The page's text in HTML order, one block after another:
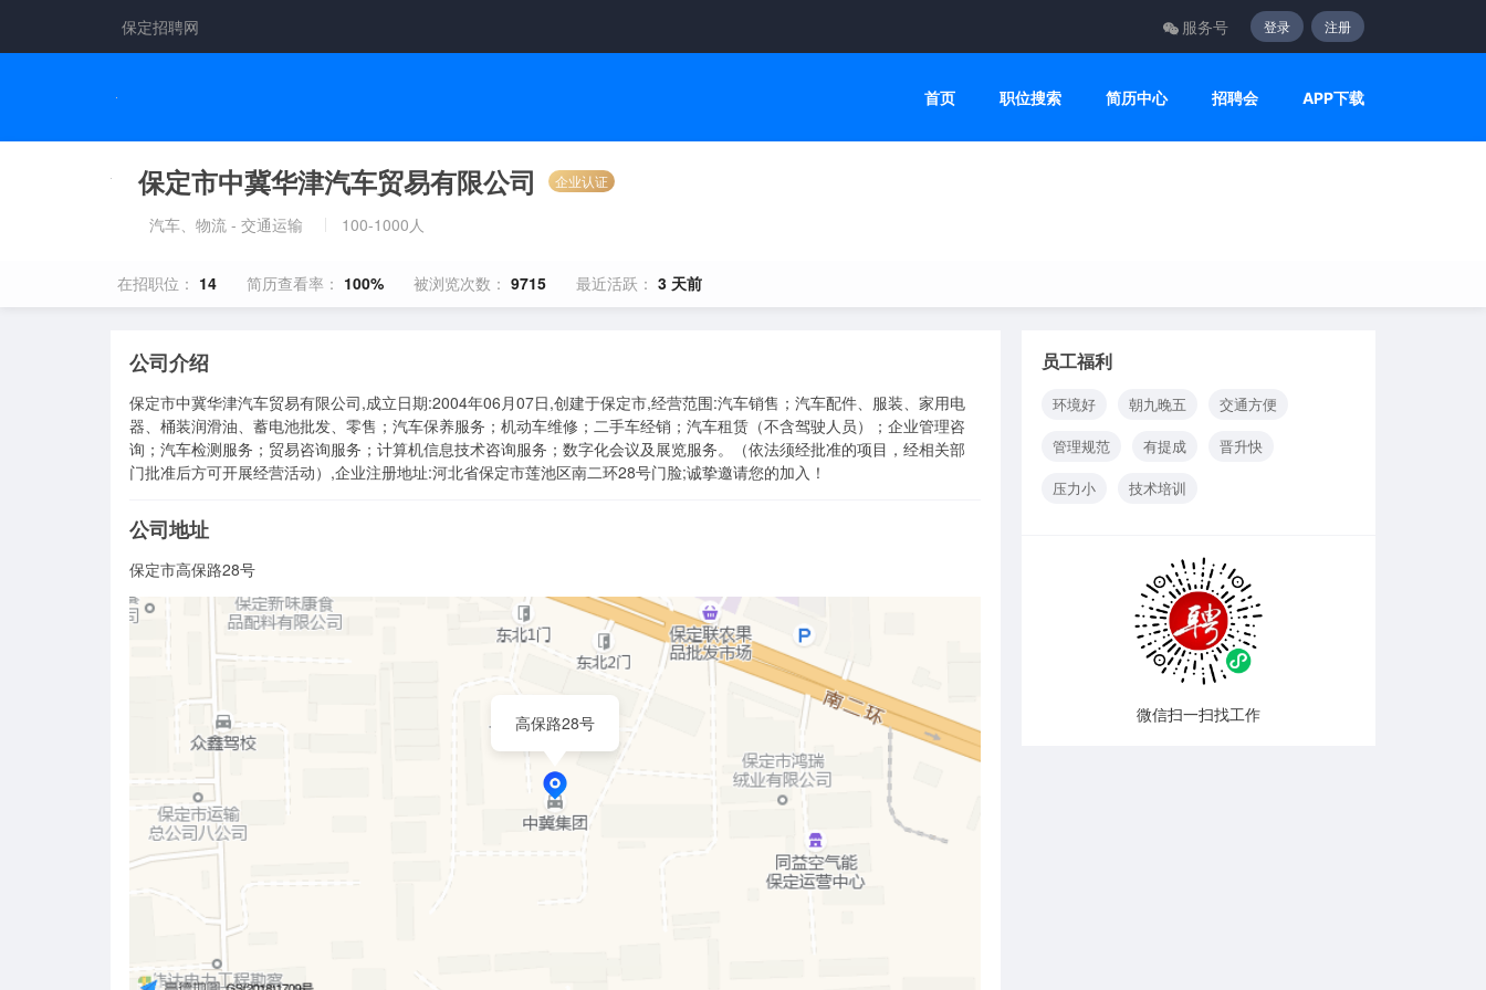
保定招聘网 服务号 登录 注册
首页 职位搜索 简历中心 招聘会 APP下载
保定市中冀华津汽车贸易有限公司 企业认证
汽车、物流 - 交通运输 100-1000人
在招职位： 14 简历查看率： 100% 被浏览次数： 9715 最近活跃： 3 天前
公司介绍
保定市中冀华津汽车贸易有限公司,成立日期:2004年06月07日,创建于保定市,经营范围:汽车销售；汽车配件、服装、家用电
器、桶装润滑油、蓄电池批发、零售；汽车保养服务；机动车维修；二手车经销；汽车租赁（不含驾驶人员）；企业管理咨
询；汽车检测服务；贸易咨询服务；计算机信息技术咨询服务；数字化会议及展览服务。（依法须经批准的项目，经相关部
门批准后方可开展经营活动）,企业注册地址:河北省保定市莲池区南二环28号门脸;诚挚邀请您的加入！
公司地址
保定市高保路28号
高保路28号
员工福利
环境好 朝九晚五
交通方便
管理规范
有提成
晋升快
压力小
技术培训
微信扫一扫找工作